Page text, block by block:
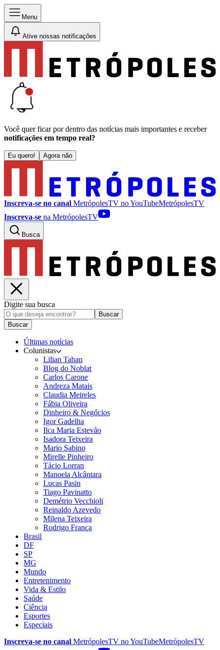
Menu
Ative nossas notificações
Você quer ficar por dentro das notícias mais importantes e receber
notificações em tempo real?
Eu quero! Agora não
Inscreva-se no canal MetrópolesTV noYouTubeMetrópolesTV
Inscreva-se na MetrópolesTV
Busca
Digite sua busca
Buscar
Buscar
Últimas notícias
Colunistas
Lilian Tahan
Blog do Noblat
Carlos Carone
Andreza Matais
Claudia Meireles
Fábia Oliveira
Dinheiro & Negócios
Igor Gadelha
Ilca Maria Estevão
Isadora Teixeira
Mario Sabino
Mirelle Pinheiro
Tácio Lorran
Manoela Alcântara
Lucas Pasin
Tiago Pavinatto
Demétrio Vecchioli
Reinaldo Azevedo
Milena Teixeira
Rodrigo França
Brasil
DF
SP
MG
Mundo
Entretenimento
Vida & Estilo
Saúde
Ciência
Esportes
Especiais
Inscreva-se no canal MetrópolesTV noYouTubeMetrópolesTV